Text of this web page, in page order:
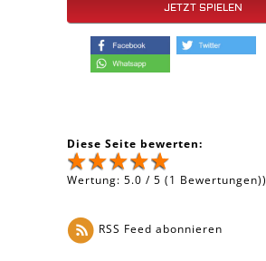
JETZT SPIELEN
Diese Seite bewerten:
Wertung: 5.0 / 5 (1 Bewertungen))
RSS Feed abonnieren